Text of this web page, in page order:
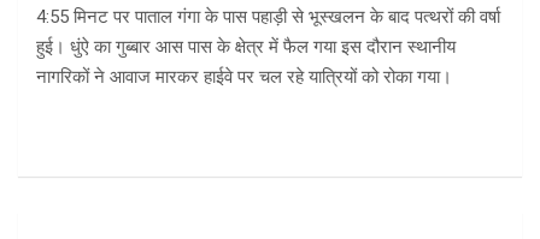
4:55 मिनट पर पाताल गंगा के पास पहाड़ी से भूस्खलन के बाद पत्थरों की वर्षा
हुई। धुंऐ का गुब्बार आस पास के क्षेत्र में फैल गया इस दौरान स्थानीय
नागरिकों ने आवाज मारकर हाईवे पर चल रहे यात्रियों को रोका गया।